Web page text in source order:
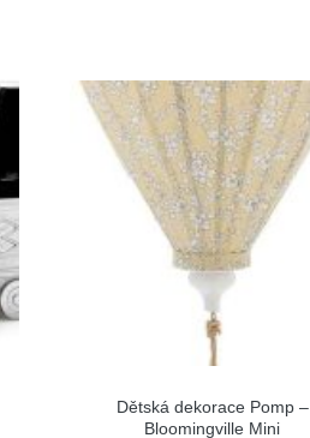
Dětská dekorace Pomp –
Bloomingville Mini